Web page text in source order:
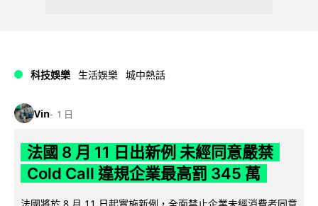
科技娛樂 生活娛樂 城中熱話
Vin 1 日
法國 8 月 11 日出新例 未經同意嚴禁
Cold Call 違規企業最高罰 345 萬